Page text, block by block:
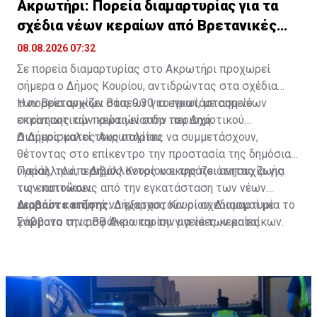
Ακρωτήρι: Πορεία διαμαρτυρίας για τα
σχέδια νέων κεραίων από Βρετανικές
Βάσεις
08.08.2026 07:32
Σε πορεία διαμαρτυρίας στο Ακρωτήρι προχωρεί
σήμερα ο Δήμος Κουρίου, αντιδρώντας στα σχέδια
των Βρετανικών Βάσεων για εγκατάσταση νέων
στρατιωτικών κεραιών στην περιοχή.
Η πορεία αρχίζει στις 9:30 το πρωί, με σημείο
εκκίνησης την πρώτη είσοδο του Δημοτικού
Διαμερίσματος Ακρωτηρίου.
Ο Δήμος καλεί τους πολίτες να συμμετάσχουν,
θέτοντας στο επίκεντρο την προστασία της δημόσιας
υγείας, του περιβάλλοντος και της ποιότητας ζωής
των κατοίκων.
Παράλληλά, ο Δήμος Κουρίου εκφράζει ανησυχία για
τις επιπτώσεις από την εγκατάσταση των νέων
κεραιών και ζητά να εξεταστούν οι σχεδιασμοί με
γνώμονα την ασφάλεια και την υγεία των κατοίκων.
Διαβάστε επίσης: Δήμαρχος Κουρίου: Διαμαρτυρία το
Σάββατο στις ΒΒ Ακρωτηρίου για νέες κεραίες